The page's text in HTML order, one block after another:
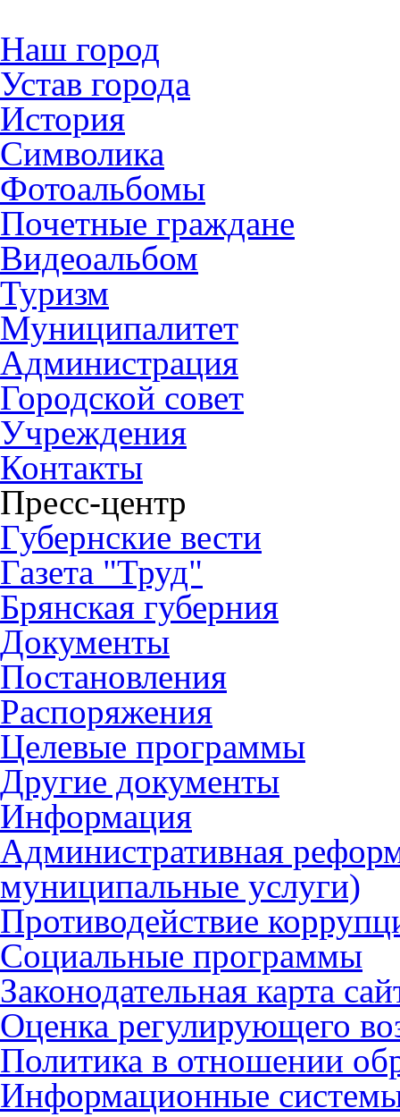
Наш город
Устав города
История
Символика
Фотоальбомы
Почетные граждане
Видеоальбом
Туризм
Муниципалитет
Администрация
Городской совет
Учреждения
Контакты
Пресс-центр
Губернские вести
Газета "Труд"
Брянская губерния
Документы
Постановления
Распоряжения
Целевые программы
Другие документы
Информация
Административная
муниципальные услуги)
Противодействие
Социальные программы
Законодательная карта
Оценка регулирующего
Политика в отношении
Информационные